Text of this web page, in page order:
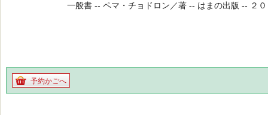
一般書 -- ペマ・チョドロン／著 -- はまの出版 -- ２
予約かごへ